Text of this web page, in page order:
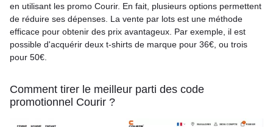
en utilisant les promo Courir. En fait, plusieurs options permettent
de réduire ses dépenses. La vente par lots est une méthode
efficace pour obtenir des prix avantageux. Par exemple, il est
possible d'acquérir deux t-shirts de marque pour 36€, ou trois
pour 50€.
Comment tirer le meilleur parti des code
promotionnel Courir ?